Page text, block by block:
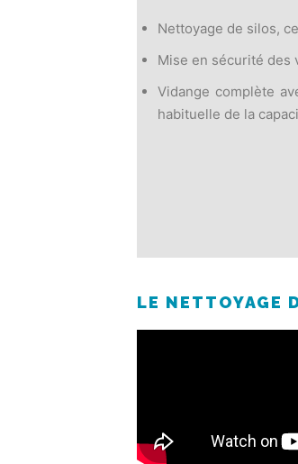
Nettoyage de silos,
Mise en sécurité des
Vidange complète
habituelle de la
LE NETTOYAGE